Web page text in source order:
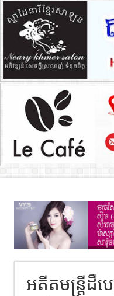
អតីតមន្រ្ដីដឺប